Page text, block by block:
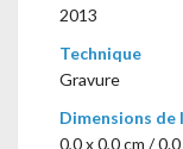
2013
Technique
Gravure
Dimensions de
0,0 x 0,0 cm /